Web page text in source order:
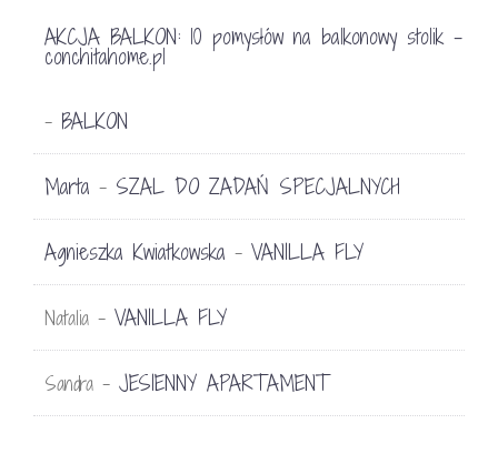
AKCJA BALKON: 10 pomysłów na balkonowy stolik -
conchitahome.pl
- BALKON
Marta - SZAL DO ZADAŃ SPECJALNYCH
Agnieszka Kwiatkowska - VANILLA FLY
Natalia - VANILLA FLY
Sandra - JESIENNY APARTAMENT